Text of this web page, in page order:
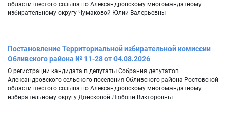
области шестого созыва по Александровскому многомандатному
избирательному округу Чумаковой Юлии Валерьевны
Постановление Территориальной избирательной комиссии
Обливского района № 11-28 от 04.08.2026
О регистрации кандидата в депутаты Собрания депутатов
Александровского сельского поселения Обливского района Ростовской
области шестого созыва по Александровскому многомандатному
избирательному округу Донсковой Любови Викторовны